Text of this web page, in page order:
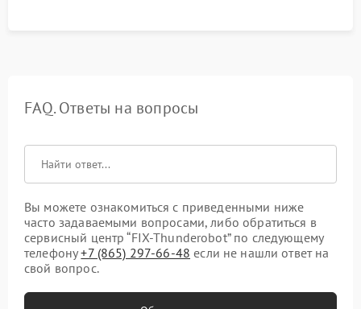
FAQ. Ответы на вопросы
Вы можете ознакомиться с приведенными ниже
часто задаваемыми вопросами, либо обратиться в
сервисный центр “FIX-Thunderobot” по следующему
телефону+7 (865) 297-66-48 если не нашли ответ на
свой вопрос.